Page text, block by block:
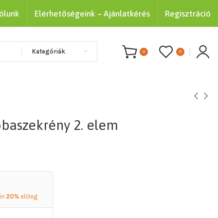
Elérhetőségeink – Ajánlatkérés Regisztráció
Kategóriák 0 0
2. elem
20% előleg